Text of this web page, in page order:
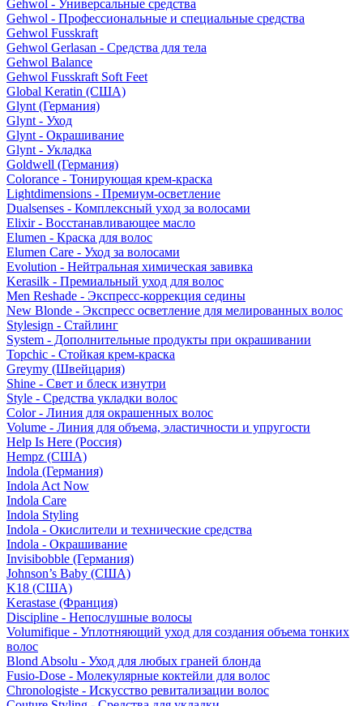
Gehwol - Универсальные средства
Gehwol - Профессиональные и специальные средства
Gehwol Fusskraft
Gehwol Gerlasan - Средства для тела
Gehwol Balance
Gehwol Fusskraft Soft Feet
Global Keratin (США)
Glynt (Германия)
Glynt - Уход
Glynt - Окрашивание
Glynt - Укладка
Goldwell (Германия)
Colorance - Тонирующая крем-краска
Lightdimensions - Премиум-осветление
Dualsenses - Комплексный уход за волосами
Elixir - Восстанавливающее масло
Elumen - Краска для волос
Elumen Care - Уход за волосами
Evolution - Нейтральная химическая завивка
Kerasilk - Премиальный уход для волос
Men Reshade - Экспресс-коррекция седины
New Blonde - Экспресс осветление для мелированных волос
Stylesign - Стайлинг
System - Дополнительные продукты при окрашивании
Topchic - Стойкая крем-краска
Greymy (Швейцария)
Shine - Свет и блеск изнутри
Style - Средства укладки волос
Color - Линия для окрашенных волос
Volume - Линия для объема, эластичности и упругости
Help Is Here (Россия)
Hempz (США)
Indola (Германия)
Indola Act Now
Indola Care
Indola Styling
Indola - Окислители и технические средства
Indola - Окрашивание
Invisibobble (Германия)
Johnson’s Baby (США)
K18 (США)
Kerastase (Франция)
Discipline - Непослушные волосы
Volumifique - Уплотняющий уход для создания объема тонких
волос
Blond Absolu - Уход для любых граней блонда
Fusio-Dose - Молекулярные коктейли для волос
Chronologiste - Искусство ревитализации волос